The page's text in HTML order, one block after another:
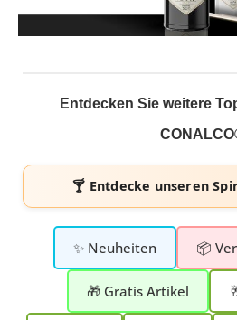
Entdecken Sie weitere
🍸 Entdecke unseren
✨ Neuheiten 📦
🎁 Gratis Artikel